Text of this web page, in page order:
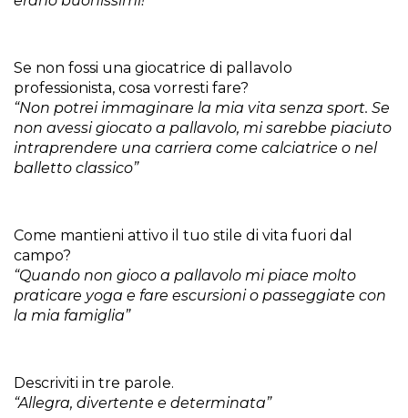
Se non fossi una giocatrice di pallavolo
professionista, cosa vorresti fare?
“Non potrei immaginare la mia vita senza sport. Se
non avessi giocato a pallavolo, mi sarebbe piaciuto
intraprendere una carriera come calciatrice o nel
balletto classico”
Come mantieni attivo il tuo stile di vita fuori dal
campo?
“Quando non gioco a pallavolo mi piace molto
praticare yoga e fare escursioni o passeggiate con
la mia famiglia”
Descriviti in tre parole.
“Allegra, divertente e determinata”